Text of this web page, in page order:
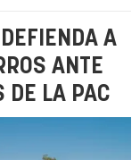
A
ANTE
DE LA PAC